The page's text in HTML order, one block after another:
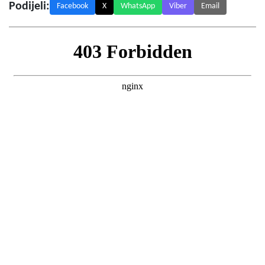
Podijeli: Facebook X WhatsApp Viber Email